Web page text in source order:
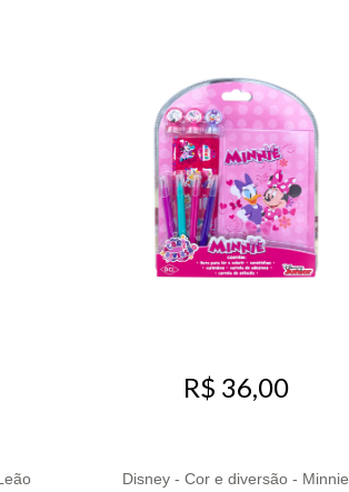
R$ 36,00
Disney - Cor e diversão - Minnie